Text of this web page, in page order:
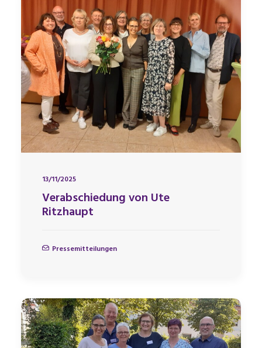
13/11/2025
Verabschiedung von Ute
Ritzhaupt
Pressemitteilungen